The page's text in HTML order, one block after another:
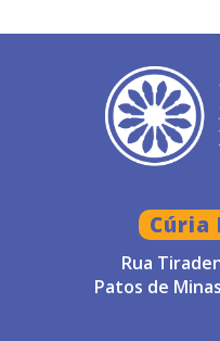
Cúria
Rua
Patos de